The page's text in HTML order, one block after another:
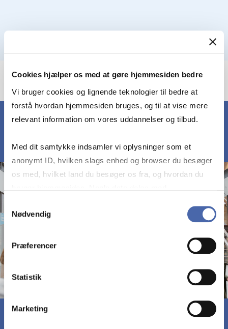
Cookies hjælper os med at gøre hjemmesiden bedre
Vi bruger cookies og lignende teknologier til bedre at
forstå hvordan hjemmesiden bruges, og til at vise mere
relevant information om vores uddannelser og tilbud.
Med dit samtykke indsamler vi oplysninger som et
anonymt ID, hvilken slags enhed og browser du besøger
os med, hvilket land du besøger os fra, og hvordan du
markedsføring. Du bestemmer selv - og kan altid trække
Nødvendig
Præferencer
Statistik
Marketing